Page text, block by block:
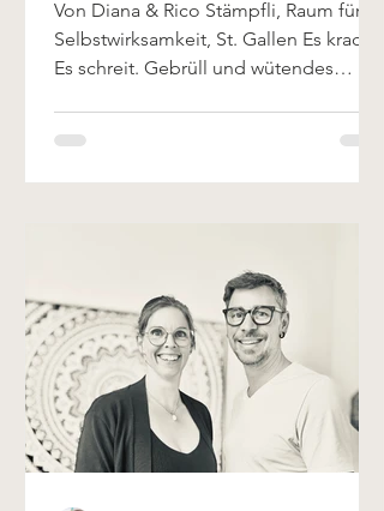
Von Diana & Rico Stämpfli, Raum für
Selbstwirksamkeit, St. Gallen Es kracht.
Es schreit. Gebrüll und wütendes
umgehen sollst. Dein Kind liegt auf
dem Boden, tritt um sich, und du
bekannt vorkommt, bist du nicht allein.
Und du machst auch nichts falsch. Was
die Wut deines Kindes dir zeigt — und
warum sie eigentlich eine gute
Nachricht